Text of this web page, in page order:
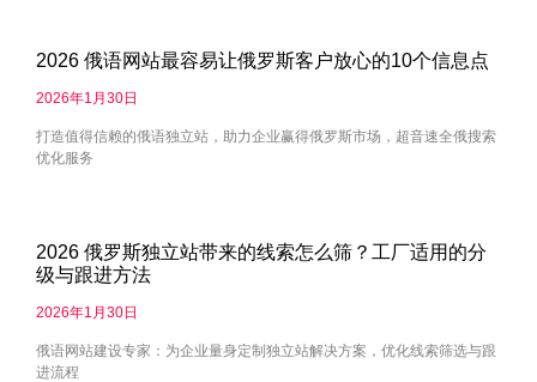
2026 俄语网站最容易让俄罗斯客户放心的10个信息点
2026年1月30日
打造值得信赖的俄语独立站，助力企业赢得俄罗斯市场，超音速全俄搜索
优化服务
2026 俄罗斯独立站带来的线索怎么筛？工厂适用的分
级与跟进方法
2026年1月30日
俄语网站建设专家：为企业量身定制独立站解决方案，优化线索筛选与跟
进流程